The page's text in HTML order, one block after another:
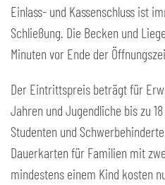
Einlass- und Kassenschluss ist
Schließung. Die Becken und
Minuten vor Ende der
Der Eintrittspreis beträgt für
Jahren und Jugendliche bis zu
Studenten und
Dauerkarten für Familien mit
mindestens einem Kind kosten